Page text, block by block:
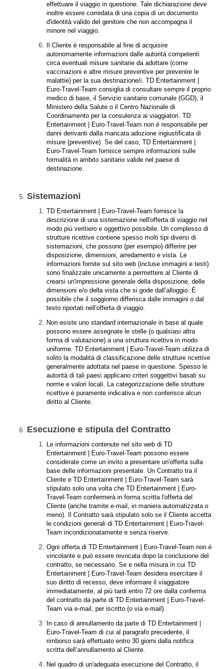
effettuare il viaggio in questione. Tale dichiarazione deve
inoltre essere corredata di una copia di un documento
d'identità valido del genitore che non accompagna il
minore nel viaggio.
Il Cliente è responsabile al fine di acquisire
autonomamente informazioni dalle autorità competenti
circa eventuali misure sanitarie da adottare (come
vaccinazioni e altre misure preventive per prevenire le
malattie) per la sua destinazione/i. TD Entertainment |
Euro-Travel-Team consiglia di consultare sempre il proprio
medico di base, il Servizio sanitario comunale (GGD), il
Ministero della Salute o il Centro Nazionale di
Coordinamento per la consulenza ai viaggiatori. TD
Entertainment | Euro-Travel-Team non è responsabile per
danni derivanti dalla mancata adozione ingiustificata di
misure (preventive). Se del caso, TD Entertainment |
Euro-Travel-Team fornisce sempre informazioni sulle
formalità in ambito sanitario valide nel paese di
destinazione.
Sistemazioni
TD Entertainment | Euro-Travel-Team fornisce la
descrizione di una sistemazione nell'offerta di viaggio nel
modo più veritiero e oggettivo possibile. Un complesso di
strutture ricettive contiene spesso molti tipi diversi di
sistemazioni, che possono (per esempio) differire per
disposizione, dimensioni, arredamento e vista. Le
informazioni fornite sul sito web (incluse immagini e testi)
sono finalizzate unicamente a permettere al Cliente di
crearsi un'impressione generale della disposizione, delle
dimensioni e/o della vista che si gode dall’alloggio. È
possibile che il soggiorno differisca dalle immagini o dal
testo riportati nell'offerta di viaggio.
Non esiste uno standard internazionale in base al quale
possono essere assegnate le stelle (o qualsiasi altra
forma di valutazione) a una struttura ricettiva in modo
uniforme. TD Entertainment | Euro-Travel-Team utilizza di
solito la modalità di classificazione delle strutture ricettive
generalmente adottata nel paese in questione. Spesso le
autorità di tali paesi applicano criteri soggettivi basati su
norme e valori locali. La categorizzazione delle strutture
ricettive è puramente indicativa e non conferisce alcun
diritto al Cliente.
Esecuzione e stipula del Contratto
Le informazioni contenute nel sito web di TD
Entertainment | Euro-Travel-Team possono essere
considerate come un invito a presentare un'offerta sulla
base delle informazioni presentate. Un Contratto tra il
Cliente e TD Entertainment | Euro-Travel-Team sarà
stipulato solo una volta che TD Entertainment | Euro-
Travel-Team confermerà in forma scritta l'offerta del
Cliente (anche tramite e-mail, in maniera automatizzata o
meno). Il Contratto sarà stipulato solo se il Cliente accetta
le condizioni generali di TD Entertainment | Euro-Travel-
Team incondizionatamente e senza riserve.
Ogni offerta di TD Entertainment | Euro-Travel-Team non è
vincolante e può essere revocata dopo la conclusione del
contratto, se necessario. Se e nella misura in cui TD
Entertainment | Euro-Travel-Team desidera esercitare il
suo diritto di recesso, deve informare il viaggiatore
immediatamente, al più tardi entro 72 ore dalla conferma
del contratto da parte di TD Entertainment | Euro-Travel-
Team via e-mail, per iscritto (o via e-mail).
In caso di annullamento da parte di TD Entertainment |
Euro-Travel-Team di cui al paragrafo precedente, il
rimborso sarà effettuato entro 30 giorni dalla notifica
scritta dell’annullamento al Cliente.
Nel quadro di un'adeguata esecuzione del Contratto, il